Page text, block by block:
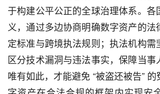
于构建公平公正的全球治理体系。各
义，通过多边协商明确数字资产的法
定标准与跨境执法规则；执法机构需
区分技术漏洞与违法事实，保障当事
唯有如此，才能避免 “被盗还被告”